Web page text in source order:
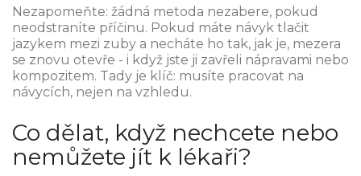
Nezapomeňte: žádná metoda nezabere, pokud
neodstraníte příčinu. Pokud máte návyk tlačit
jazykem mezi zuby a necháte ho tak, jak je, mezera
se znovu otevře - i když jste ji zavřeli nápravami nebo
kompozitem. Tady je klíč: musíte pracovat na
návycích, nejen na vzhledu.
Co dělat, když nechcete nebo
nemůžete jít k lékaři?